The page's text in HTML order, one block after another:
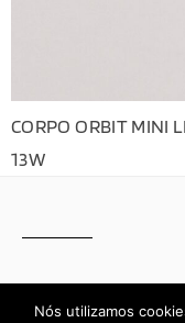
CORPO ORBIT MINI
13W
Nós utilizamos